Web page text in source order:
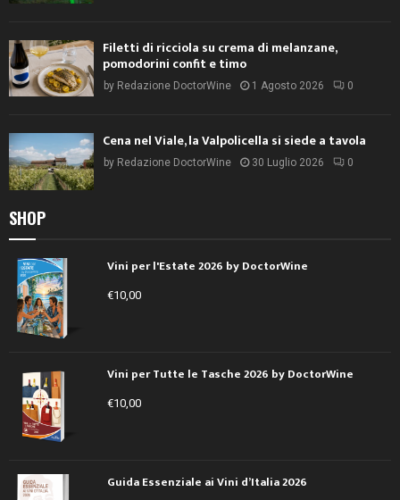
Filetti di ricciola su crema di melanzane,
pomodorini confit e timo
by Redazione DoctorWine 1 Agosto 2026 0
Cena nel Viale, la Valpolicella si siede a tavola
by Redazione DoctorWine 30 Luglio 2026 0
SHOP
Vini per l'Estate 2026 by DoctorWine
€10,00
Vini per Tutte le Tasche 2026 by DoctorWine
€10,00
Guida Essenziale ai Vini d’Italia 2026